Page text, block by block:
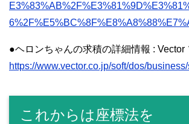
●ヘロンちゃんの求積の詳細情報 : Vector
https://www.vector.co.jp/soft/dos/
これからは座標法を